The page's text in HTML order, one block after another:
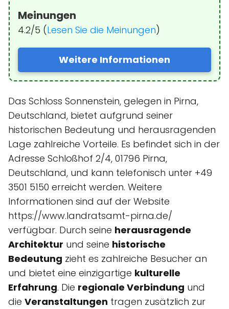
Meinungen
4.2/5 (Lesen Sie die Meinungen)
Weitere Informationen
Das Schloss Sonnenstein, gelegen in Pirna,
Deutschland, bietet aufgrund seiner
historischen Bedeutung und herausragenden
Lage zahlreiche Vorteile. Es befindet sich in der
Adresse Schloßhof 2/4, 01796 Pirna,
Deutschland, und kann telefonisch unter +49
3501 5150 erreicht werden. Weitere
Informationen sind auf der Website
https://www.landratsamt-pirna.de/
verfügbar. Durch seine herausragende
Architektur und seine historische
Bedeutung zieht es zahlreiche Besucher an
und bietet eine einzigartige kulturelle
Erfahrung. Die regionale Verbindung und
die Veranstaltungen tragen zusätzlich zur